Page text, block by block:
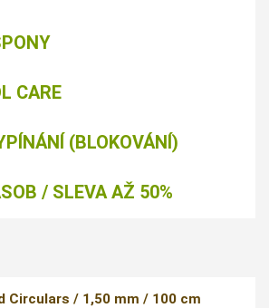
CARE
(BLOKOVÁNÍ)
/ SLEVA AŽ 50%
Circulars / 1,50 mm / 100 cm